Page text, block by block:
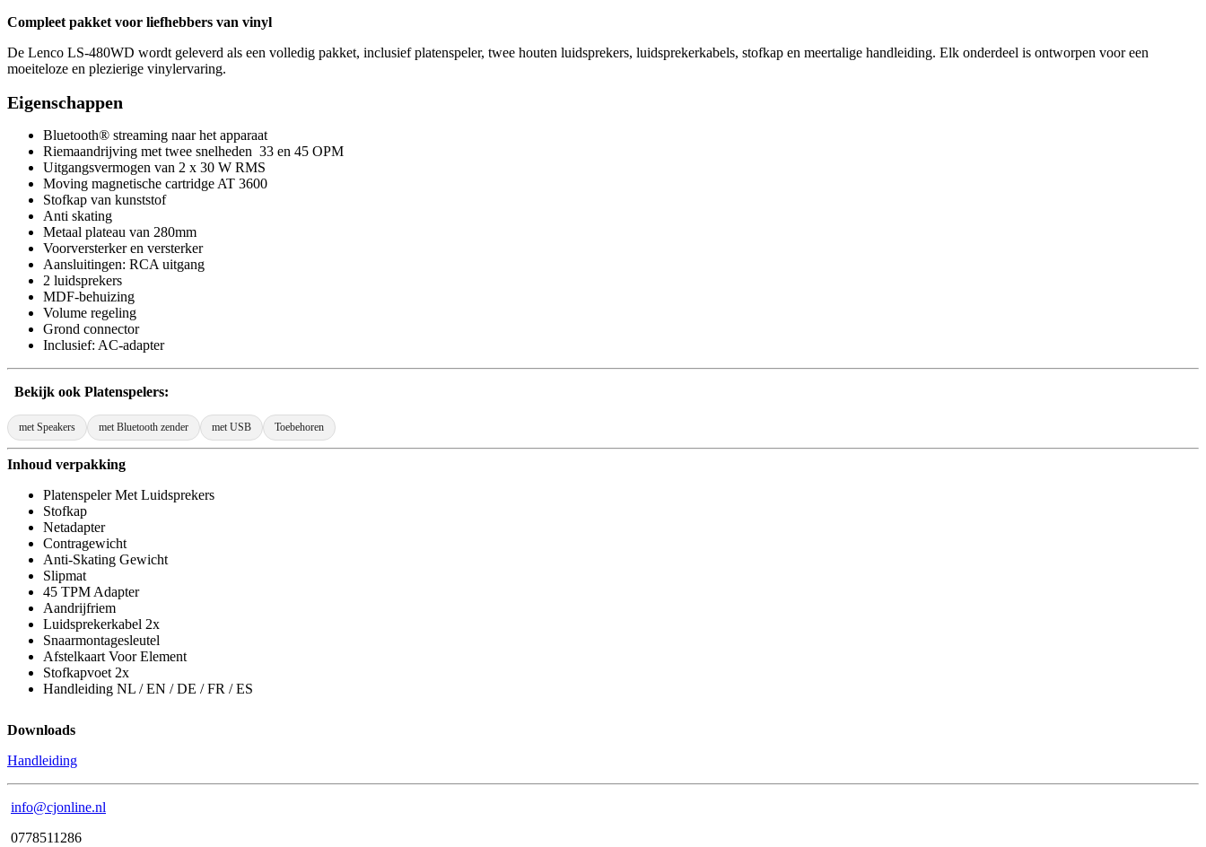
Compleet pakket voor liefhebbers van vinyl
De Lenco LS-480WD wordt geleverd als een volledig pakket, inclusief platenspeler, twee houten luidsprekers, luidsprekerkabels, stofkap en meertalige handleiding. Elk onderdeel is ontworpen voor een
moeiteloze en plezierige vinylervaring.
Eigenschappen
Bluetooth® streaming naar het apparaat
Riemaandrijving met twee snelheden 33 en 45 OPM
Uitgangsvermogen van 2 x 30 W RMS
Moving magnetische cartridge AT 3600
Stofkap van kunststof
Anti skating
Metaal plateau van 280mm
Voorversterker en versterker
Aansluitingen: RCA uitgang
2 luidsprekers
MDF-behuizing
Volume regeling
Grond connector
Inclusief: AC-adapter
Bekijk ook Platenspelers:
met Speakers met Bluetooth zender met USB Toebehoren
Inhoud verpakking
Platenspeler Met Luidsprekers
Stofkap
Netadapter
Contragewicht
Anti-Skating Gewicht
Slipmat
45 TPM Adapter
Aandrijfriem
Luidsprekerkabel 2x
Snaarmontagesleutel
Afstelkaart Voor Element
Stofkapvoet 2x
Handleiding NL / EN / DE / FR / ES
Downloads
Handleiding
info@cjonline.nl
0778511286